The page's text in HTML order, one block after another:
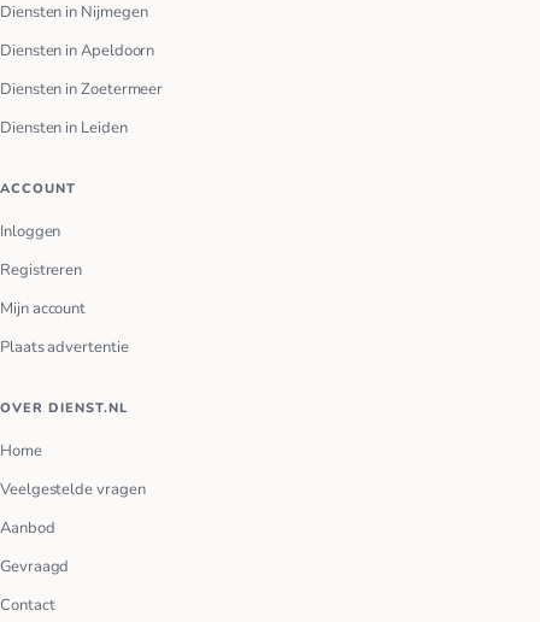
Diensten in Nijmegen
Diensten in Apeldoorn
Diensten in Zoetermeer
Diensten in Leiden
ACCOUNT
Inloggen
Registreren
Mijn account
Plaats advertentie
OVER DIENST.NL
Home
Veelgestelde vragen
Aanbod
Gevraagd
Contact